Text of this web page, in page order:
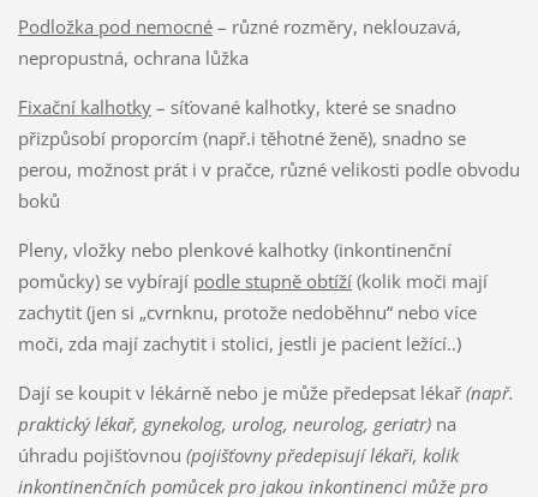
Podložka pod nemocné– různé rozměry, neklouzavá,
nepropustná, ochrana lůžka
Fixační kalhotky– síťované kalhotky, které se snadno
přizpůsobí proporcím (např.i těhotné ženě), snadno se
perou, možnost prát i v pračce, různé velikosti podle obvodu
boků
Pleny, vložky nebo plenkové kalhotky (inkontinenční
pomůcky) se vybírají podle stupně obtíží(kolik moči mají
zachytit (jen si „cvrnknu, protože nedoběhnu“ nebo více
moči, zda mají zachytit i stolici, jestli je pacient ležící..)
Dají se koupit v lékárně nebo je může předepsat lékař (např.
praktický lékař, gynekolog, urolog, neurolog, geriatr)na
úhradu pojišťovnou (pojišťovny předepisují lékaři, kolik
inkontinenčních pomůcek pro jakou inkontinenci může pro